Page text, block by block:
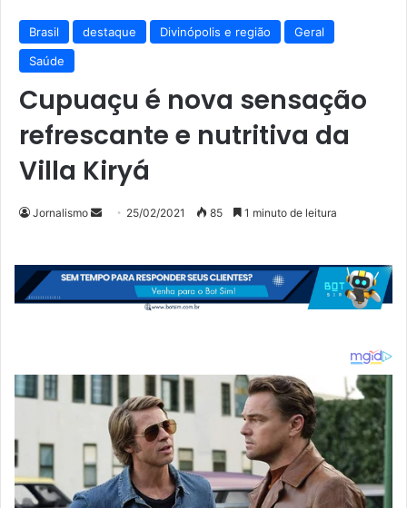
Brasil destaque Divinópolis e região
Geral
Saúde
Cupuaçu é nova sensação
refrescante e nutritiva da
Villa Kiryá
Jornalismo
Mande
mail
25/02/2021 85 1 minuto de leitura